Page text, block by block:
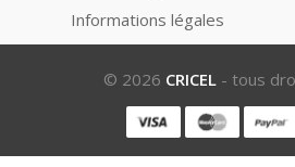
Informations légales
© 2026 CRICEL - tous